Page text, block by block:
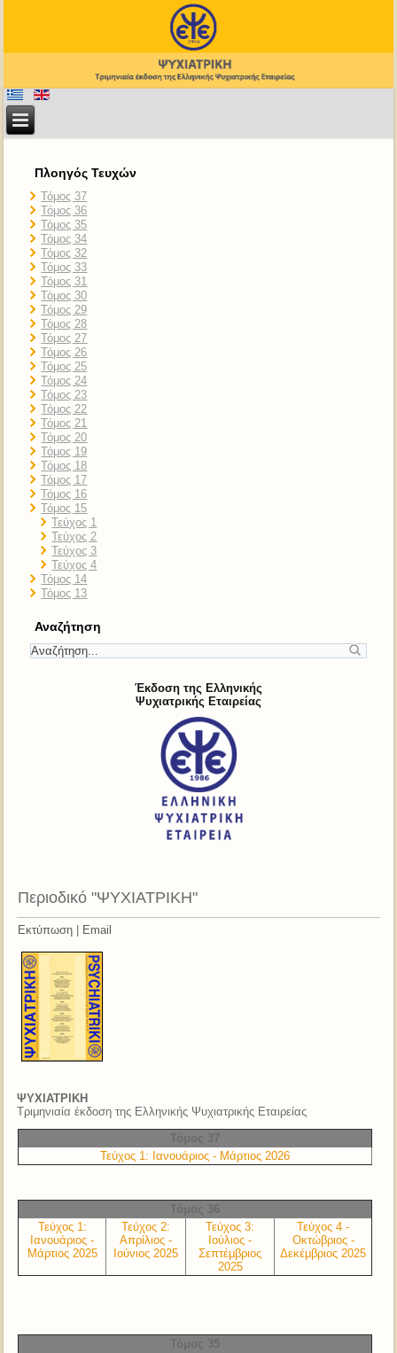
Πλοηγός Τευχών
Τόμος 37
Τόμος 36
Τόμος 35
Τόμος 34
Τόμος 32
Τόμος 33
Τόμος 31
Τόμος 30
Τόμος 29
Τόμος 28
Τόμος 27
Τόμος 26
Τόμος 25
Τόμος 24
Τόμος 23
Τόμος 22
Τόμος 21
Τόμος 20
Τόμος 19
Τόμος 18
Τόμος 17
Τόμος 16
Τόμος 15
Τεύχος 1
Τεύχος 2
Τεύχος 3
Τεύχος 4
Τόμος 14
Τόμος 13
Αναζήτηση
Έκδοση της Ελληνικής
Ψυχιατρικής Εταιρείας
Περιοδικό "ΨΥΧΙΑΤΡΙΚΗ"
Εκτύπωση | Email
ΨΥΧΙΑΤΡΙΚΗ
Τριμηνιαία έκδοση της Ελληνικής Ψυχιατρικής Εταιρείας
Τεύχος 1: Ιανουάριος - Μάρτιος 2026
Τεύχος 1:
Ιανουάριος -
Μάρτιος 2025
Τεύχος 2:
Απρίλιος -
Ιούνιος 2025
Τεύχος 3:
Ιούλιος -
Σεπτέμβριος
2025
Τεύχος 4 -
Οκτώβριος -
Δεκέμβριος 2025